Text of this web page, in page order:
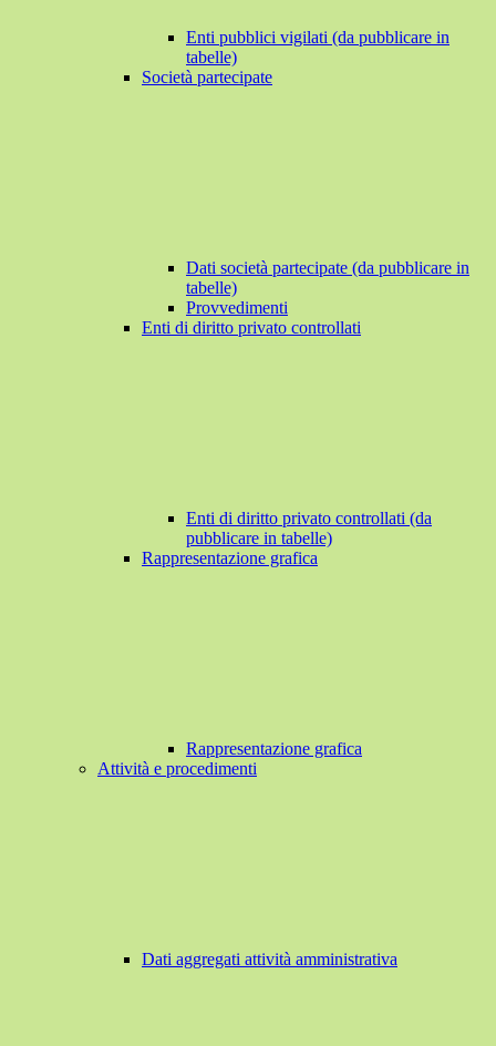
Enti pubblici vigilati (da pubblicare in
tabelle)
Società partecipate
Dati società partecipate (da pubblicare in
tabelle)
Provvedimenti
Enti di diritto privato controllati
Enti di diritto privato controllati (da
pubblicare in tabelle)
Rappresentazione grafica
Rappresentazione grafica
Attività e procedimenti
Dati aggregati attività amministrativa